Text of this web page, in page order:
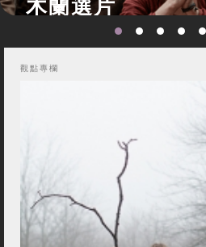
認識我們
觀點專欄